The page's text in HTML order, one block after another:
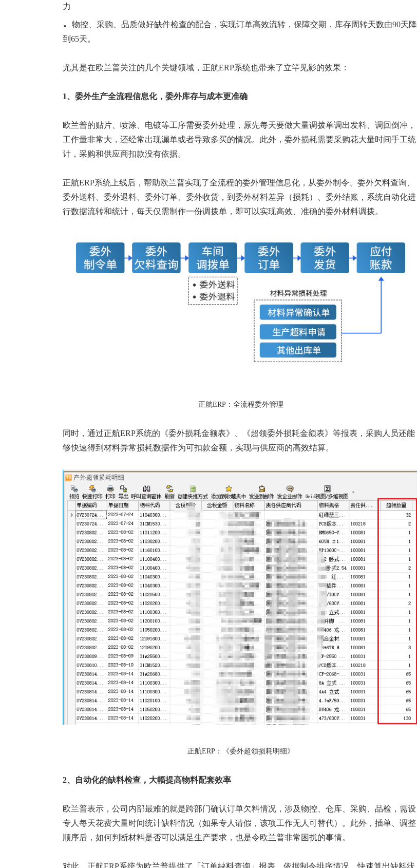
力
.
物控、采购、品质做好缺件检查的配合，实现订单高效流转，保障交期，库存周转天数由90天降
到65天。
尤其是在欧兰普关注的几个关键领域，正航ERP系统也带来了立竿见影的效果：
1、委外生产全流程信息化， 委外库存与成本更准确
欧兰普的贴片、喷涂、电镀等工序需要委外处理，原先每天要做大量调拨单调出发料、调回倒冲，
工作量非常大，还经常出现漏单或者导致多买的情况。此外，委外损耗需要采购花大量时间手工统
计，采购和供应商扣款没有依据。
正航ERP系统上线后，帮助欧兰普实现了全流程的委外管理信息化，从委外制令、委外欠料查询、
委外送料、委外退料、委外订单、委外收货，到委外材料差异（损耗）、委外结账，系统自动化进
行数据流转和统计，每天仅需制作一份调拨单，即可以实现高效、准确的委外材料调拨。
正航ERP：全流程委外管理
同时，通过正航ERP系统的《委外损耗金额表》、《超领委外损耗金额表》等报表，采购人员还能
够快速得到材料异常损耗数据作为可扣款金额，实现与供应商的高效结算。
正航ERP：《委外超领损耗明细》
2、自动化的缺料检查， 大幅提高物料配套效率
欧兰普表示，公司内部最难的就是跨部门确认订单欠料情况，涉及物控、仓库、采购、品检，需设
专人每天花费大量时间统计缺料情况（如果专人请假，该项工作无人可替代）。此外，插单、调整
顺序后，如何判断材料是否可以满足生产要求，也是令欧兰普非常困扰的事情。
对此，正航ERP系统为欧兰普提供了「订单缺料查询」报表，依据制令排序情况，快速算出缺料状